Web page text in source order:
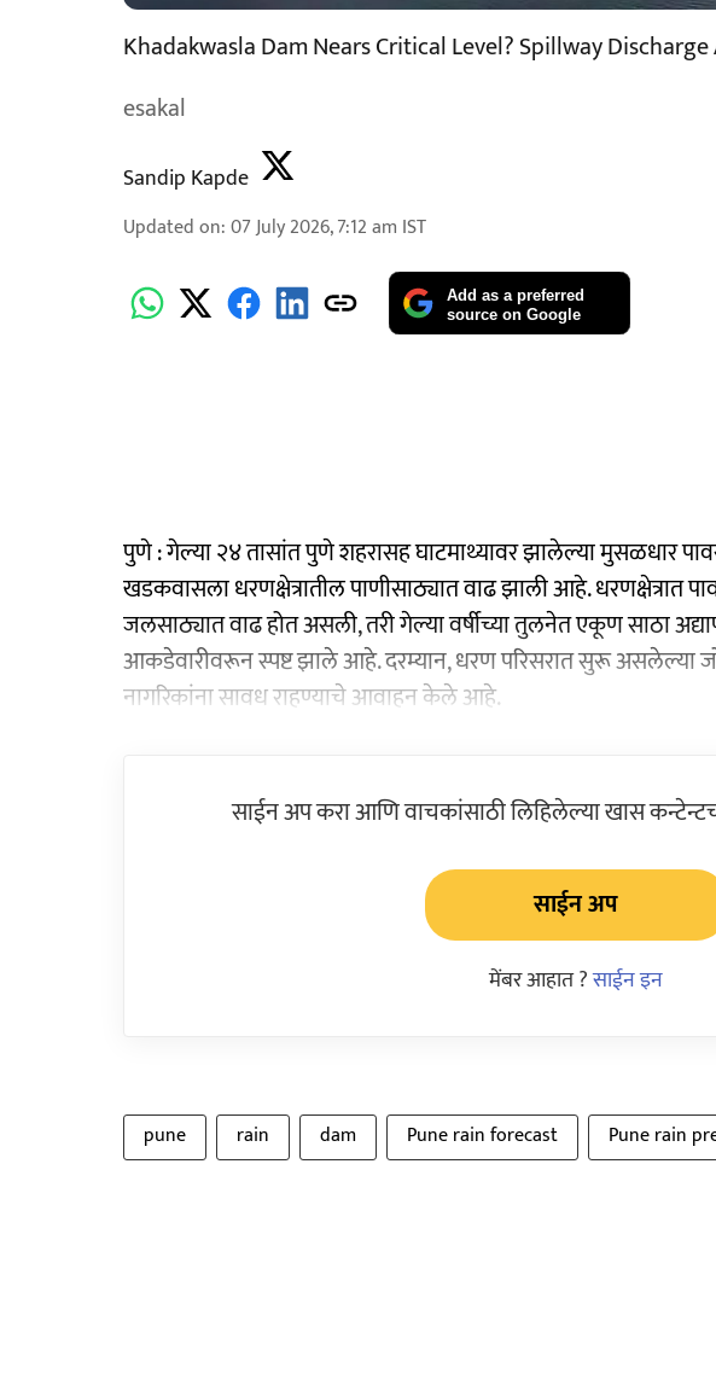
Khadakwasla Dam Nears Critical Level? Spillway
esakal
Sandip Kapde
Updated on:07 July 2026, 7:12 am IST
Add as a preferred
source on Google
पुणे : गेल्या २४ तासांत पुणे शहरासह घाटमाथ्यावर झालेल्या मुसळधार
खडकवासला धरणक्षेत्रातील पाणीसाठ्यात वाढ झाली आहे. धरणक्षेत्रात
जलसाठ्यात वाढ होत असली, तरी गेल्या वर्षीच्या तुलनेत एकूण साठा
आकडेवारीवरून स्पष्ट झाले आहे. दरम्यान, धरण परिसरात सुरू असलेल्या
नागरिकांना सावध राहण्याचे आवाहन केले आहे.
साईन अप करा आणि वाचकांसाठी लिहिलेल्या खास
साईन अप
मेंबर आहात ?साईन इन
pune rain dam Pune rain forecast Pune rain